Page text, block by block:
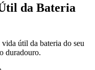
da Bateria
útil da bateria do seu
duradouro.